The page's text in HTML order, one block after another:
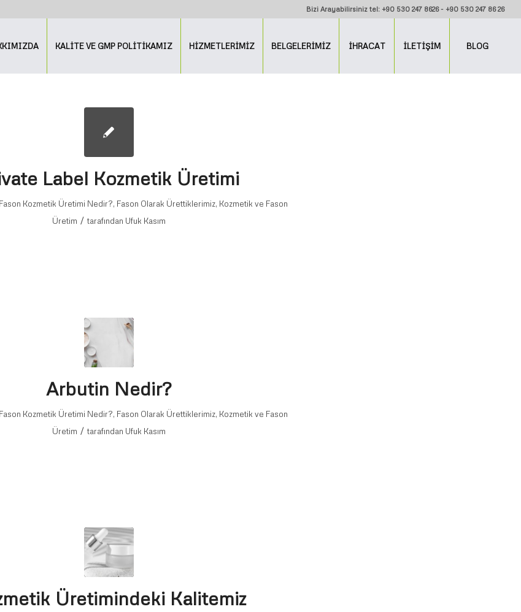
Bizi Arayabilirsiniz tel: +90 530 247 8626 - +90 530 247 86 26
KALİTE VE GMP POLİTİKAMIZ HİZMETLERİMİZ BELGELERİMİZ İHRACAT İLETİŞİM BLOG
Label Kozmetik Üretimi
Fason Kozmetik Üretimi Nedir?, Fason Olarak Ürettiklerimiz, Kozmetik ve Fason
Üretim / tarafından Ufuk Kasım
Arbutin Nedir?
Fason Kozmetik Üretimi Nedir?, Fason Olarak Ürettiklerimiz, Kozmetik ve Fason
Üretim / tarafından Ufuk Kasım
Üretimindeki Kalitemiz